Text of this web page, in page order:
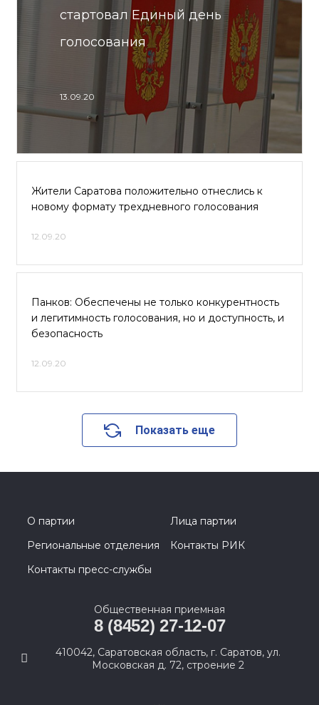
стартовал Единый день
голосования
13.09.20
Жители Саратова положительно отнеслись к
новому формату трехдневного голосования
12.09.20
Панков: Обеспечены не только конкурентность
и легитимность голосования, но и доступность, и
безопасность
12.09.20
Показать еще
О партии
Лица партии
Региональные отделения
Контакты РИК
Контакты пресс-службы
Общественная приемная
8 (8452) 27-12-07
410042, Саратовская область, г. Саратов, ул.
Московская д. 72, строение 2